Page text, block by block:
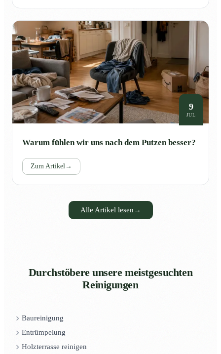
9
JUL
Warum fühlen wir uns nach dem Putzen besser?
Zum Artikel→
Alle Artikel lesen →
Durchstöbere unsere meistgesuchten
Reinigungen
Baureinigung
Entrümpelung
Holzterrasse reinigen